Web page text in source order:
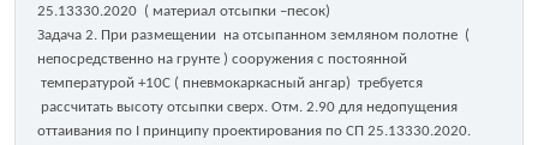
25.13330.2020 ( материал отсыпки –песок)
Задача 2. При размещении на отсыпанном земляном полотне (
непосредственно на грунте ) сооружения с постоянной
температурой +10С ( пневмокаркасный ангар) требуется
рассчитать высоту отсыпки сверх. Отм. 2.90 для недопущения
оттаивания по I принципу проектирования по СП 25.13330.2020.